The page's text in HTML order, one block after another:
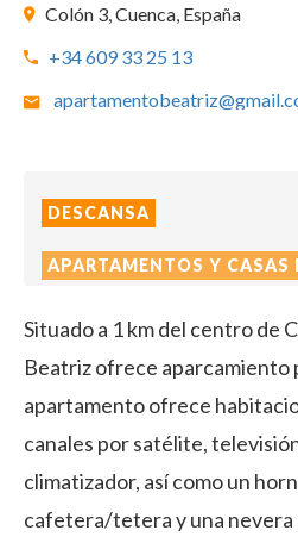
Colón 3, Cuenca, España
+34 609 33 25 13
DESCANSA
APARTAMENTOS Y CASAS
Situado a 1 km del centro de
Beatriz ofrece aparcamiento
apartamento ofrece
canales por satélite,
climatizador, así como un
cafetera/tetera y una nevera